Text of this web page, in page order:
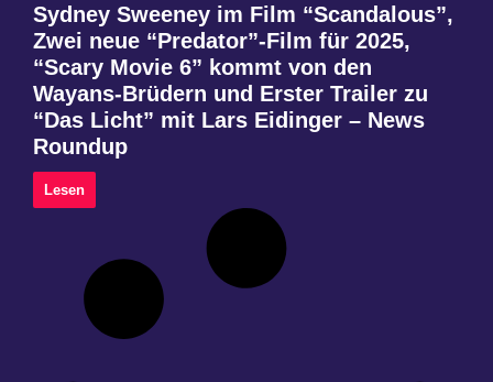
Sydney Sweeney im Film “Scandalous”,
Zwei neue “Predator”-Film für 2025,
“Scary Movie 6” kommt von den
Wayans-Brüdern und Erster Trailer zu
“Das Licht” mit Lars Eidinger – News
Roundup
Lesen